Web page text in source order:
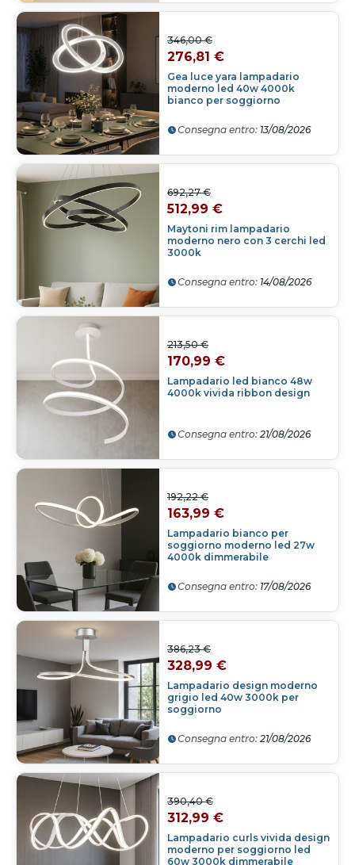
Gea luce yara lampadario
moderno led 40w 4000k
bianco per soggiorno
346,00 €
276,81 €
Consegna entro: 13/08/2026
Maytoni rim lampadario
moderno nero con 3 cerchi led
3000k
692,27 €
512,99 €
Consegna entro: 14/08/2026
Lampadario led bianco 48w
4000k vivida ribbon design
213,50 €
170,99 €
Consegna entro: 21/08/2026
Lampadario bianco per
soggiorno moderno led 27w
4000k dimmerabile
192,22 €
163,99 €
Consegna entro: 17/08/2026
Lampadario design moderno
grigio led 40w 3000k per
soggiorno
386,23 €
328,99 €
Consegna entro: 21/08/2026
Lampadario curls vivida design
moderno per soggiorno led
60w 3000k dimmerabile
390,40 €
312,99 €